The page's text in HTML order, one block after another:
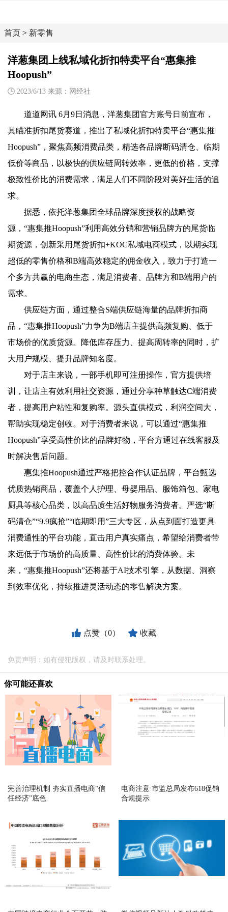
首页 > 新零售
洋葱集团上线私域化折扣特卖平台“惠集推
Hoopush”
2023/6/13 来源：网经社
道道网讯 6月9日消息，洋葱集团官方账号日前宣布，
其瞄准折扣尾货赛道，推出了私域化折扣特卖平台“惠集推
Hoopush”，聚焦高频消费品类，精选各品牌断码清仓、临期
低价等商品，以极快的供应链周转效率，更低的价格，支撑
极致性价比的消费需求，满足人们不同阶段对美好生活的追
求。
据悉，依托洋葱集团全球品牌深度授权的战略资
源，“惠集推Hoopush”利用高效分销和营销品牌方的尾货临
期货源，创新采用尾货折扣+KOC私域电商模式，以期实现
超低的零售价格和B端高效稳定的佣金收入，致力于打造一
个多方共赢的电商生态，满足消费者、品牌方和B端用户的
需求。
供应链方面，通过整合S端供应链海量的品牌折扣商
品，“惠集推Hoopush”力争为B端店主提供高频复购、低于
市场价的优质货源。降低库存压力、提高周转率的同时，扩
大用户规模、提升品牌知名度。
对于店主来说，一部手机即可注册操作，官方提供培
训，让店主有效利用社交资源，通过分享种草触达C端消费
者，提高用户粘性和复购率。源头直供模式，利润空间大，
帮助实现稳定创收。对于消费者来说，可以通过“惠集推
Hoopush”享受高性价比的品牌好物，平台方通过在线客服及
时解决售后问题。
惠集推Hoopush通过严格把控合作认证品牌，平台甄选
优质热销商品，覆盖个人护理、母婴用品、服饰箱包、家电
厨具等核心品类，以高品质生活好物服务消费者。严选“断
码清仓”“9.9疯抢”“临期即用”三大专区，从点到面打造更具
消费通性的平台功能，直击用户真实痛点，希望给消费者带
来远低于市场价的高质量、高性价比的消费体验。未
来，“惠集推Hoopush”还将基于AI技术引擎，从数据、洞察
到效率优化，持续推进灵活动态的零售解决方案。
点赞（0） 收藏
免责声明：如有侵犯版权，请及时联系处理。
你可能还喜欢
完善治理机制 夯实直播电商“信
任经济”底色
电商注意 市监总局发布618促销
合规提示